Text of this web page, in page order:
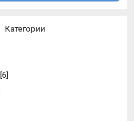
Категории
[6]